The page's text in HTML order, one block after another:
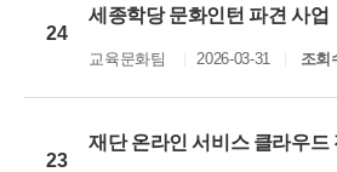
24
세종학당 문화인턴 파견 사업
교육문화팀 2026-03-31 조회
23
재단 온라인 서비스 클라우드